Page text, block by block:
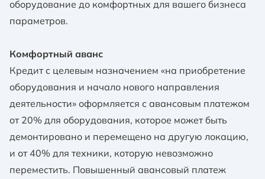
оборудование до комфортных для вашего бизнеса
параметров.
Комфортный аванс
Кредит с целевым назначением «на приобретение
оборудования и начало нового направления
деятельности» оформляется с авансовым платежом
от 20% для оборудования, которое может быть
демонтировано и перемещено на другую локацию,
и от 40% для техники, которую невозможно
переместить. Повышенный авансовый платеж